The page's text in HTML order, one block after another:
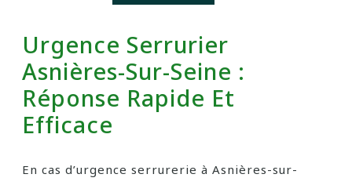
Urgence Serrurier
Asnières-Sur-Seine :
Réponse Rapide Et
Efficace
En cas d’urgence serrurerie à Asnières-sur-